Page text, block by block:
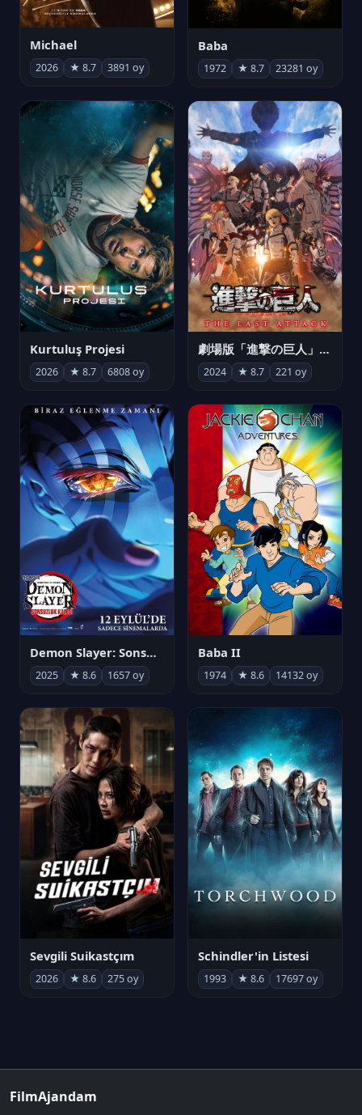
Michael
2026 ★ 8.7 3891 oy
Baba
1972 ★ 8.7 23281 oy
Kurtuluş Projesi
2026 ★ 8.7 6808 oy
劇場版「進撃の巨人」完結編 THE LAST ATTACK
2024 ★ 8.7 221 oy
Demon Slayer: Sonsuzluk Kalesi
2025 ★ 8.6 1657 oy
Baba II
1974 ★ 8.6 14132 oy
Sevgili Suikastçım
2026 ★ 8.6 275 oy
Schindler'in Listesi
1993 ★ 8.6 17697 oy
FilmAjandam